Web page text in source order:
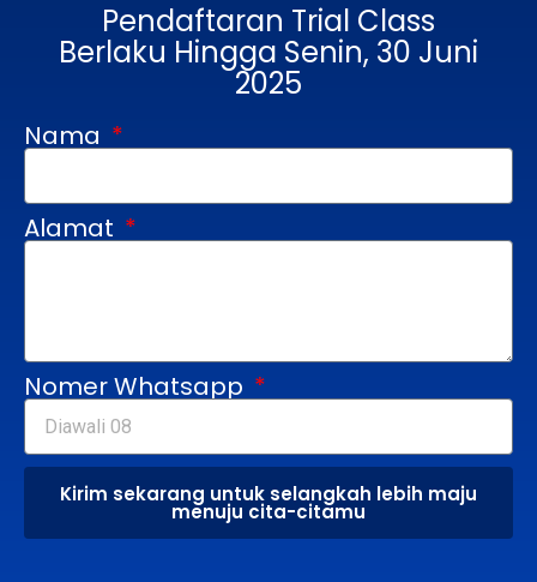
Pendaftaran Trial Class
Berlaku Hingga Senin, 30 Juni
2025
Nama
Alamat
Nomer Whatsapp
Kirim sekarang untuk selangkah lebih maju
menuju cita-citamu